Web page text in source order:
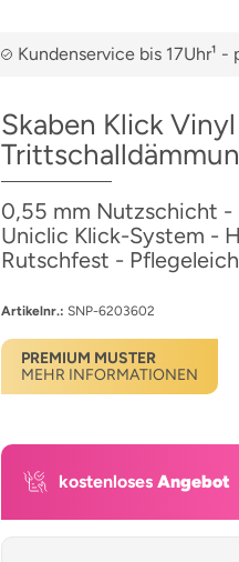
Kundenservice bis 17Uhr¹ -
Skaben Klick
0,55 mm Nutzschicht -
Uniclic Klick-System -
Rutschfest -
Artikelnr.: SNP-6203602
PREMIUM MUSTER
MEHR INFORMATIONEN
kostenloses Angebot